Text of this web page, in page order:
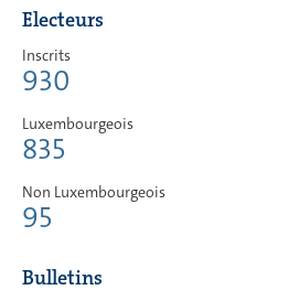
Electeurs
Inscrits
930
Luxembourgeois
835
Non Luxembourgeois
95
Bulletins